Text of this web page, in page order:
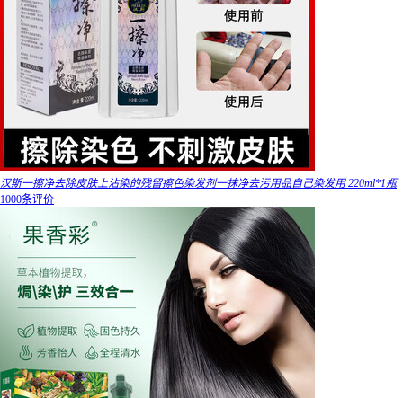
汉斯一擦净去除皮肤上沾染的残留擦色染发剂一抹净去污用品自己染发用 220ml*1瓶
1000条评价